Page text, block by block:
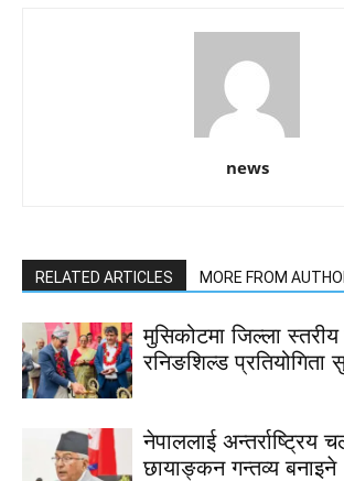
news
RELATED ARTICLES MORE FROM
मुसिकोटमा जिल्ला स्तरीय
रनिङशिल्ड प्रतियोगिता
नेपाललाई अन्तर्राष्ट्रिय
छायाङ्कन गन्तव्य बनाइने